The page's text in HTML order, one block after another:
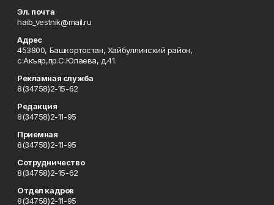
Эл. почта
haib_vestnik@mail.ru
Адрес
453800, Башкортостан, Хайбуллинский район,
с.Акъяр,пр.С.Юлаева, д.41.
Рекламная служба
8(34758)2-15-62
Редакция
8(34758)2-11-95
Приемная
8(34758)2-11-95
Сотрудничество
8(34758)2-15-62
Отдел кадров
8(34758)2-11-95